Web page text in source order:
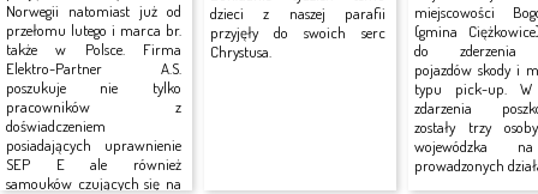
Norwegii natomiast już od
przełomu lutego i marca br.
także w Polsce. Firma
Elektro-Partner A.S.
poszukuje nie tylko
pracowników z
doświadczeniem
posiadających uprawnienie
SEP E ale również
samouków czujących się na
dzieci z naszej parafii
przyjęły do swoich serc
Chrystusa.
miejscowości
(gmina
do zderzenia
pojazdów skody i
typu pick-up. W
zdarzenia
zostały trzy
wojewódzka
prowadzonych